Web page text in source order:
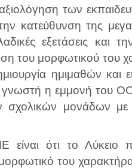
των
κατεύθυνση της
εξετάσεις και
του μορφωτικού του
ημιμαθών και
γνωστή η εμμονή του
σχολικών μονάδων
ότι το Λύκειο
του